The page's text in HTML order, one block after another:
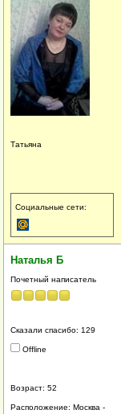
Татьяна
Социальные сети:
Наталья Б
Почетный написатель
Сказали спасибо: 129
Offline
Возраст: 52
Расположение: Москва -